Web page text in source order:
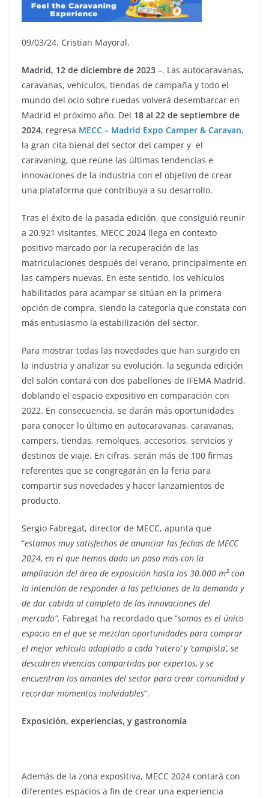
09/03/24. Cristian Mayoral.
Madrid, 12 de diciembre de 2023 –. Las autocaravanas,
caravanas, vehículos, tiendas de campaña y todo el
mundo del ocio sobre ruedas volverá desembarcar en
Madrid el próximo año. Del 18 al 22 de septiembre de
2024, regresa MECC – Madrid Expo Camper & Caravan,
la gran cita bienal del sector del camper y el
caravaning, que reúne las últimas tendencias e
innovaciones de la industria con el objetivo de crear
una plataforma que contribuya a su desarrollo.
Tras el éxito de la pasada edición, que consiguió reunir
a 20.921 visitantes, MECC 2024 llega en contexto
positivo marcado por la recuperación de las
matriculaciones después del verano, principalmente en
las campers nuevas. En este sentido, los vehículos
habilitados para acampar se sitúan en la primera
opción de compra, siendo la categoría que constata con
más entusiasmo la estabilización del sector.
Para mostrar todas las novedades que han surgido en
la industria y analizar su evolución, la segunda edición
del salón contará con dos pabellones de IFEMA Madrid,
doblando el espacio expositivo en comparación con
2022. En consecuencia, se darán más oportunidades
para conocer lo último en autocaravanas, caravanas,
campers, tiendas, remolques, accesorios, servicios y
destinos de viaje. En cifras, serán más de 100 firmas
referentes que se congregarán en la feria para
compartir sus novedades y hacer lanzamientos de
producto.
Sergio Fabregat, director de MECC, apunta que
“estamos muy satisfechos de anunciar las fechas de MECC
2024, en el que hemos dado un paso más con la
ampliación del área de exposición hasta los 30.000 m² con
la intención de responder a las peticiones de la demanda y
de dar cabida al completo de las innovaciones del
mercado”. Fabregat ha recordado que “somos es el único
espacio en el que se mezclan oportunidades para comprar
el mejor vehículo adaptado a cada ‘rutero’ y ‘campista’, se
descubren vivencias compartidas por expertos, y se
encuentran los amantes del sector para crear comunidad y
recordar momentos inolvidables”.
Exposición, experiencias, y gastronomía
Además de la zona expositiva, MECC 2024 contará con
diferentes espacios a fin de crear una experiencia